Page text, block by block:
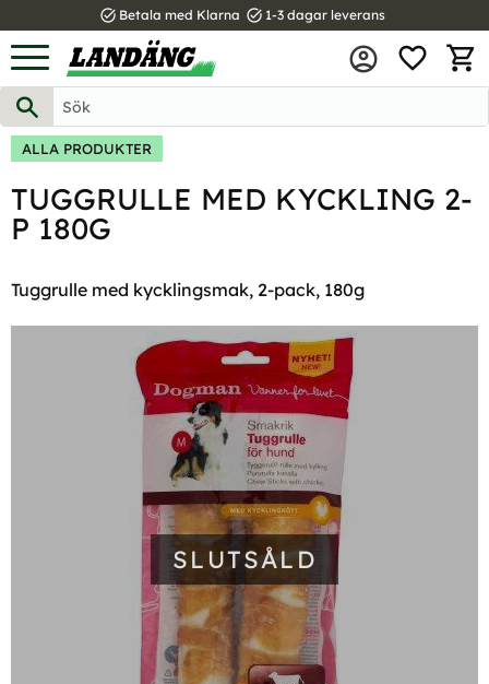
Meny
task_alt Betala med Klarna task_alt 1-3 dagar leverans
ALLA PRODUKTER
TUGGRULLE MED KYCKLING 2-
P 180G
Tuggrulle med kycklingsmak, 2-pack, 180g
SLUTSÅLD